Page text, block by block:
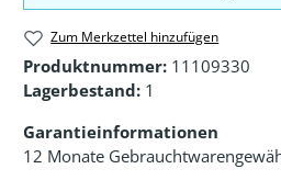
Zum Merkzettel hinzufügen
Produktnummer: 11109330
Lagerbestand: 1
Garantieinformationen
12 Monate